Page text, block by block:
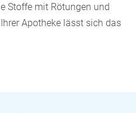
Stoffe mit Rötungen und
Apotheke lässt sich das